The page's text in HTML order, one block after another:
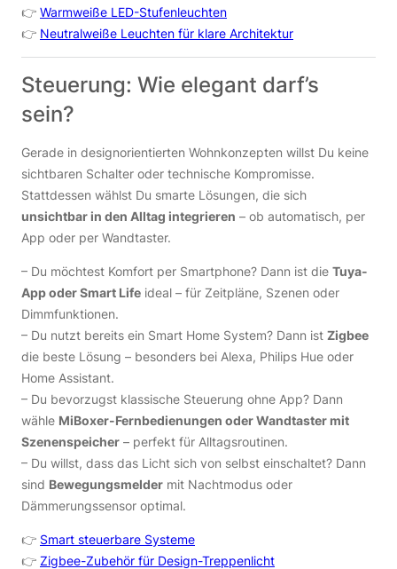
👉 Warmweiße LED-Stufenleuchten
👉 Neutralweiße Leuchten für klare Architektur
Steuerung: Wie elegant darf’s
sein?
Gerade in designorientierten Wohnkonzepten willst Du keine
sichtbaren Schalter oder technische Kompromisse.
Stattdessen wählst Du smarte Lösungen, die sich
unsichtbar in den Alltag integrieren – ob automatisch, per
App oder per Wandtaster.
– Du möchtest Komfort per Smartphone? Dann ist die Tuya-
App oder Smart Life ideal – für Zeitpläne, Szenen oder
Dimmfunktionen.
– Du nutzt bereits ein Smart Home System? Dann ist Zigbee
die beste Lösung – besonders bei Alexa, Philips Hue oder
Home Assistant.
– Du bevorzugst klassische Steuerung ohne App? Dann
wähle MiBoxer-Fernbedienungen oder Wandtaster mit
Szenenspeicher – perfekt für Alltagsroutinen.
– Du willst, dass das Licht sich von selbst einschaltet? Dann
sind Bewegungsmelder mit Nachtmodus oder
Dämmerungssensor optimal.
👉 Smart steuerbare Systeme
👉 Zigbee-Zubehör für Design-Treppenlicht